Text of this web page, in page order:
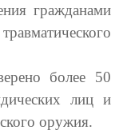
гражданами
более 50
лиц и
оружия.